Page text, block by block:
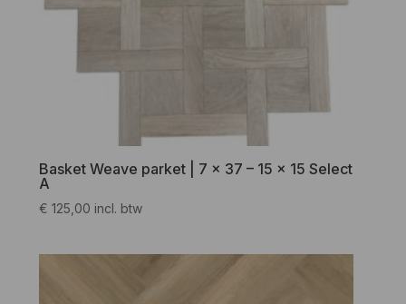
Basket Weave parket | 7 x 37 – 15 x 15 Select
A
€ 125,00 incl. btw